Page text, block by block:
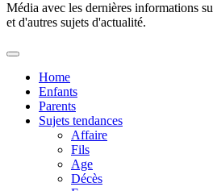
Média avec les dernières informations
et d'autres sujets d'actualité.
Home
Enfants
Parents
Sujets tendances
Affaire
Fils
Age
Décès